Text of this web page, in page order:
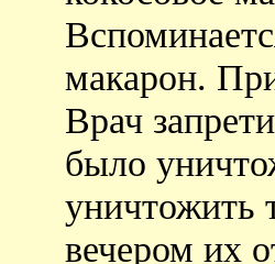
макарон.
Врач
было
уничтожить
вечером их